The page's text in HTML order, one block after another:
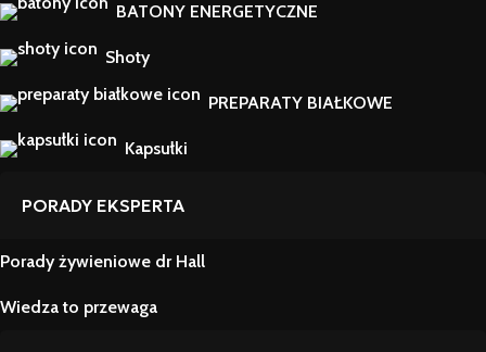
BATONY ENERGETYCZNE
Shoty
PREPARATY BIAŁKOWE
Kapsułki
PORADY EKSPERTA
Porady żywieniowe dr Hall
Wiedza to przewaga